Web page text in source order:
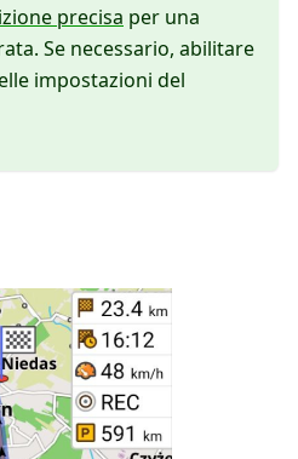
precisa per una
Se necessario, abilitare
impostazioni del